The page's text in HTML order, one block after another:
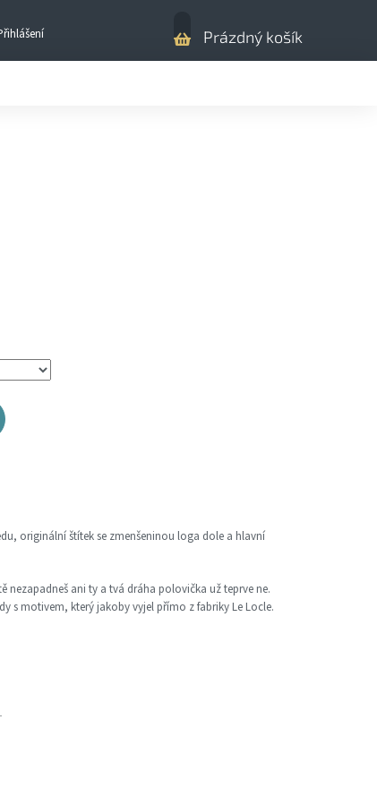
Nákupní
košík
Prázdný košík
originální štítek se zmenšeninou loga dole a hlavní
nezapadneš ani ty a tvá dráha polovička už teprve ne.
s motivem, který jakoby vyjel přímo z fabriky Le Locle.